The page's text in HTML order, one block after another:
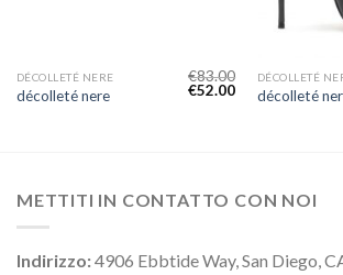
DÉCOLLETÉ NERE
décolleté nere
€83.00
€52.00
DÉCOLLETÉ
décolleté
METTITI IN CONTATTO CON NOI
Indirizzo:4906 Ebbtide Way, San Diego,